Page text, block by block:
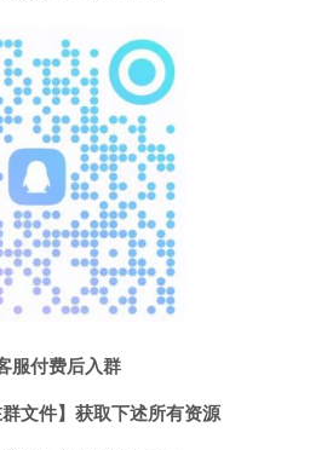
服付费后入群
文件】获取下述所有资源